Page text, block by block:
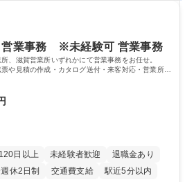
営業事務 ※未経験可 営業事務
、滋賀営業所いずれかにて営業事務をお任せ。
や見積の作成・カタログ送付・来客対応・営業所内
せ。
日以上 未経験者歓迎
退職金あり
休2日制 交通費支給
駅近5分以内